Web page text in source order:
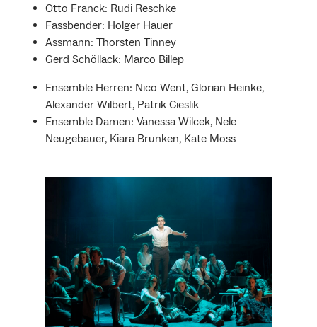
Otto Franck: Rudi Reschke
Fassbender: Holger Hauer
Assmann: Thorsten Tinney
Gerd Schöllack: Marco Billep
Ensemble Herren: Nico Went, Glorian Heinke,
Alexander Wilbert, Patrik Cieslik
Ensemble Damen: Vanessa Wilcek, Nele
Neugebauer, Kiara Brunken, Kate Moss